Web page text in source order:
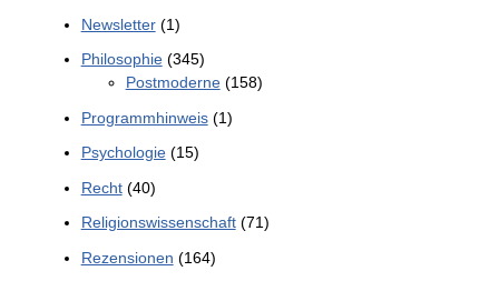
Newsletter(1)
Philosophie(345)
Postmoderne(158)
Programmhinweis(1)
Psychologie(15)
Recht(40)
Religionswissenschaft(71)
Rezensionen (164)